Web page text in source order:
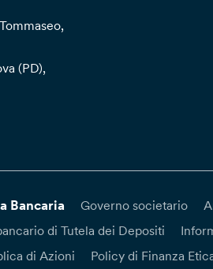
(PD),
Bancaria Governo societario
di Tutela dei Depositi
di Azioni
Policy di Finanza